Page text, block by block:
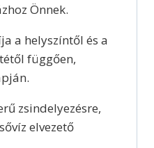
Önnek.
a helyszíntől és a
függően,
zsindelyezésre,
elvezető